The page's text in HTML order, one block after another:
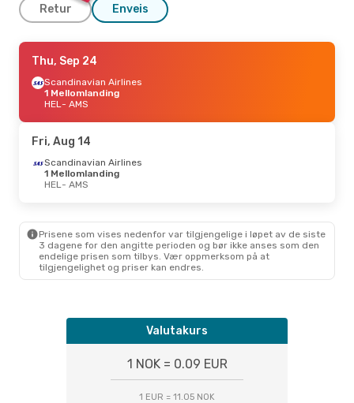
Retur Enveis
Wed, Sep 2- Fri, Sep 4
Norwegian Air Sweden
1 Mellomlanding
HEL- AMS
AMS- HEL
Thu, Sep 24
Scandinavian Airlines
1 Mellomlanding
HEL- AMS
Fri, Aug 14
Scandinavian Airlines
1 Mellomlanding
HEL- AMS
Prisene som vises nedenfor var tilgjengelige i løpet av de siste
3 dagene for den angitte perioden og bør ikke anses som den
endelige prisen som tilbys. Vær oppmerksom på at
tilgjengelighet og priser kan endres.
Valutakurs
1 NOK = 0.09 EUR
1 EUR = 11.05 NOK